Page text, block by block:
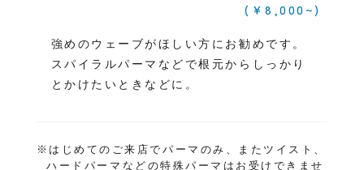
(￥8,000~)
強めのウェーブがほしい方にお勧めです。
スパイラルパーマなどで根元からしっかり
とかけたいときなどに。
※はじめてのご来店でパーマのみ、またツイスト、
ハードパーマなどの特殊パーマはお受けできませ